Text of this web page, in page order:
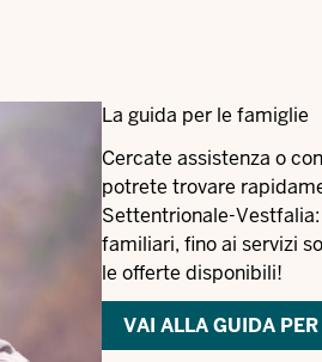
La guida per le famiglie
Cercate assistenza o
potrete trovare
Settentrionale-
familiari, fino ai servizi
le offerte disponibili!
VAI ALLA GUIDA